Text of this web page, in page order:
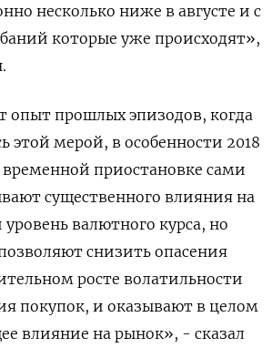
несколько ниже в августе и с
которые уже происходят»,
опыт прошлых эпизодов, когда
этой мерой, в особенности 2018
приостановке сами
существенного влияния на
валютного курса, но
снизить опасения
росте волатильности
покупок, и оказывают в целом
влияние на рынок», - сказал